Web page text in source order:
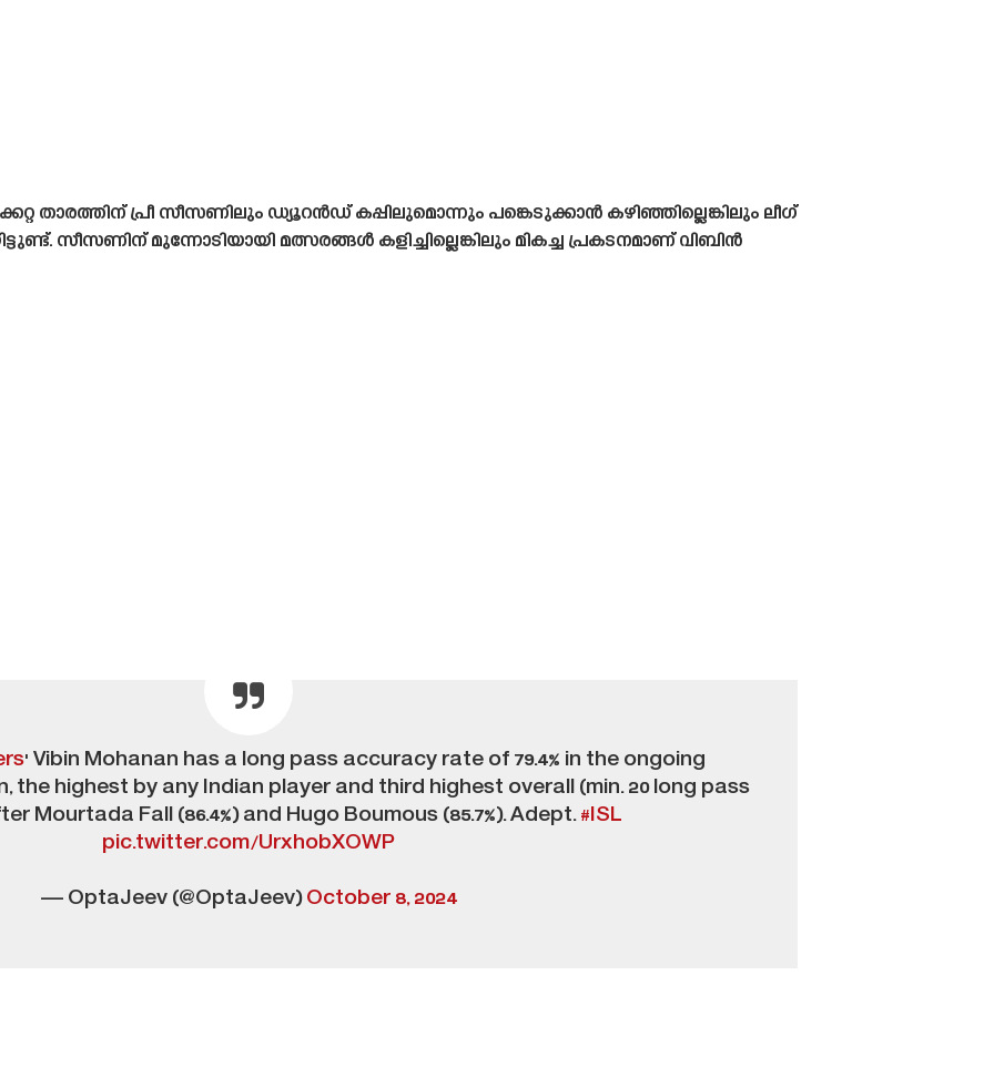
താരത്തിന് പ്രീ സീസണിലും ഡ്യൂറൻഡ് കപ്പിലുമൊന്നും പങ്കെടുക്കാൻ കഴിഞ്ഞില്ലെങ്കിലും ലീഗ്
സീസണിന് മുന്നോടിയായി മത്സരങ്ങൾ കളിച്ചില്ലെങ്കിലും മികച്ച പ്രകടനമാണ് വിബിൻ
' Vibin Mohanan has a long pass accuracy rate of 79.4% in the ongoing
the highest by any Indian player and third highest overall (min. 20 long pass
Mourtada Fall (86.4%) and Hugo Boumous (85.7%). Adept.#ISL
pic.twitter.com/UrxhobXOWP
— OptaJeev (@OptaJeev)October 8, 2024